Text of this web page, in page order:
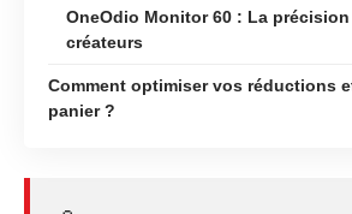
OneOdio Monitor 60 : La
créateurs
Comment optimiser vos réductions
panier ?